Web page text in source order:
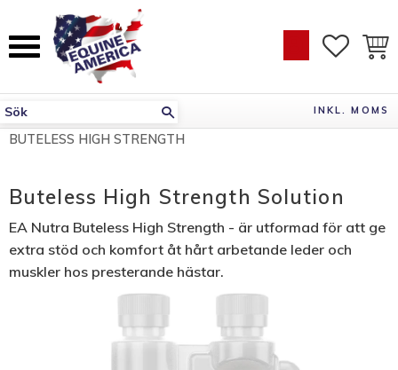
Meny
INKL. MOMS
BUTELESS HIGH STRENGTH
Buteless High Strength Solution
EA Nutra Buteless High Strength - är utformad för att ge
extra stöd och komfort åt hårt arbetande leder och
muskler hos presterande hästar.